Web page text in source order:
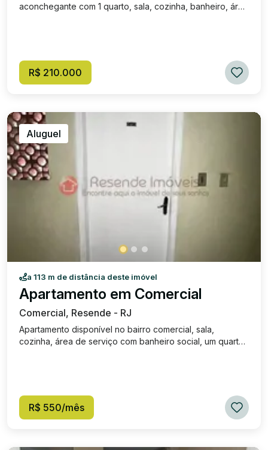
aconchegante com 1 quarto, sala, cozinha, banheiro, área
R$ 210.000
Aluguel
a 113 m de distância deste imóvel
Apartamento em Comercial
Comercial, Resende - RJ
Apartamento disponível no bairro comercial, sala,
cozinha, área de serviço com banheiro social, um quarto
R$ 550/mês